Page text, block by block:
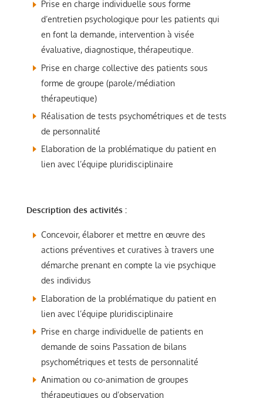
Prise en charge individuelle sous forme
d’entretien psychologique pour les patients qui
en font la demande, intervention à visée
évaluative, diagnostique, thérapeutique.
Prise en charge collective des patients sous
forme de groupe (parole/médiation
thérapeutique)
Réalisation de tests psychométriques et de tests
de personnalité
Elaboration de la problématique du patient en
lien avec l’équipe pluridisciplinaire
Description des activités :
Concevoir, élaborer et mettre en œuvre des
actions préventives et curatives à travers une
démarche prenant en compte la vie psychique
des individus
Elaboration de la problématique du patient en
lien avec l’équipe pluridisciplinaire
Prise en charge individuelle de patients en
demande de soins Passation de bilans
psychométriques et tests de personnalité
Animation ou co-animation de groupes
thérapeutiques ou d’observation